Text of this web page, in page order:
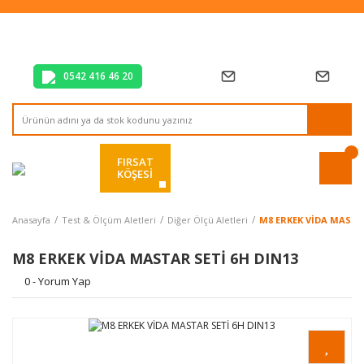
Tüm Alışverişlerde Vade Farksız 2 Taksit!
0542 416 46 20
FIRSAT
KÖŞESİ
Anasayfa Test & Ölçüm Aletleri Diğer Ölçü Aletleri M8 ERKEK VİDA
M8 ERKEK VİDA MASTAR SETİ 6H DIN13
0 - Yorum Yap